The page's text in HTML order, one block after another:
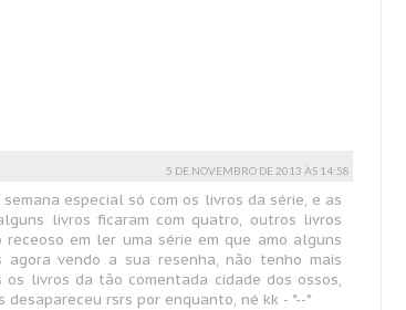
5 DE NOVEMBRO DE 2013 ÀS 14:58
especial só com os livros da série, e as
livros ficaram com quatro, outros livros
em ler uma série em que amo alguns
vendo a sua resenha, não tenho mais
livros da tão comentada cidade dos ossos,
rsrs por enquanto, né kk - *--*